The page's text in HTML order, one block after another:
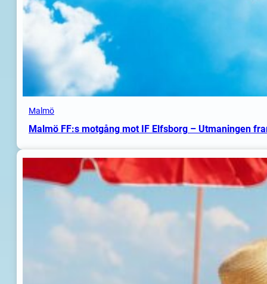
Malmö
Malmö FF:s motgång mot IF Elfsborg – Utmaningen